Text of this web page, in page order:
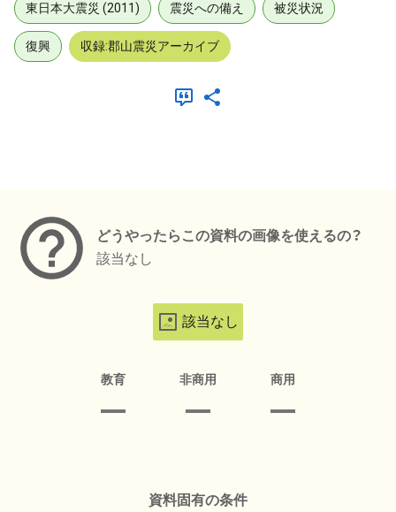
東日本大震災 (2011) 震災への備え 被災状況
復興 収録:郡山震災アーカイブ
どうやったらこの資料の画像を使えるの？
該当なし
該当なし
教育 非商用 商用
資料固有の条件